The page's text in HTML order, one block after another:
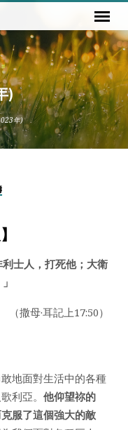
)
年)
利士人，打死他；大衛
」
（撒母·耳記上17:50）
地面對生活中的各種
利亞。 他仰望祢的
服了這個強大的敵